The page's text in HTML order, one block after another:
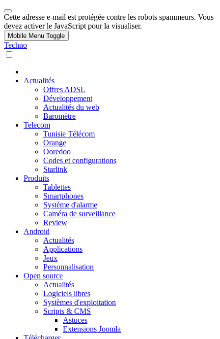
Cette adresse e-mail est protégée contre les robots spammeurs. Vous
devez activer le JavaScript pour la visualiser.
Mobile Menu Toggle
Techno
Actualités
Offres ADSL
Développement
Actualités du web
Baromètre
Telecom
Tunisie Télécom
Orange
Ooredoo
Codes et configurations
Starlink
Produits
Tablettes
Smartphones
Système d'alarme
Caméra de surveillance
Review
Android
Actualités
Applications
Jeux
Personnalisation
Open source
Actualités
Logiciels libres
Systèmes d'exploitation
Scripts & CMS
Astuces
Extensions Joomla